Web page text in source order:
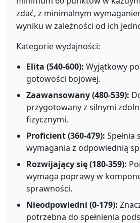
zdać, z minimalnym
wyniku w zależności od ich
Kategorie wydajności:
Elita (540-600): Wyjątkowy
gotowości bojowej.
Zaawansowany (480-539):
przygotowany z silnymi
fizycznymi.
Proficient (360-479):
wymagania z odpowiednią
Rozwijający się (180-359):
wymaga poprawy w
sprawności.
Nieodpowiedni (0-179):
potrzebna do spełnienia